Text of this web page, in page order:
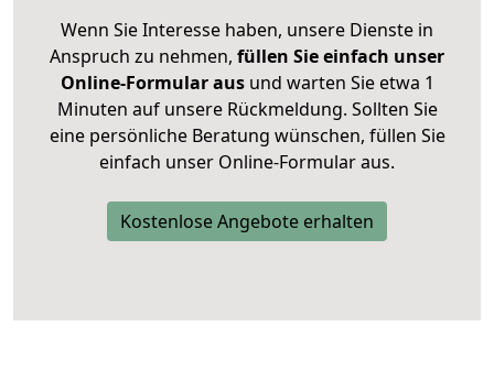
Wenn Sie Interesse haben, unsere Dienste in
Anspruch zu nehmen, füllen Sie einfach unser
Online-Formular ausund warten Sie etwa 1
Minuten auf unsere Rückmeldung. Sollten Sie
eine persönliche Beratung wünschen, füllen Sie
einfach unser Online-Formular aus.
Kostenlose Angebote erhalten